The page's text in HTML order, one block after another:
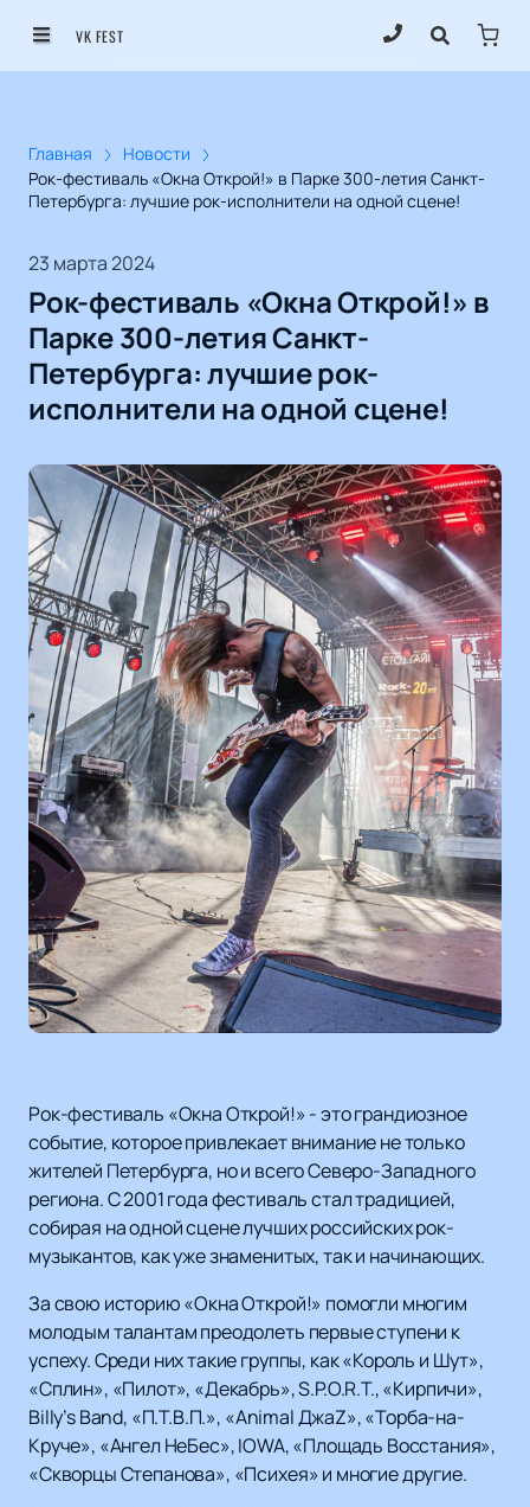
VK FEST
Главная
Новости
Рок-фестиваль «Окна Открой!» в Парке 300-летия Санкт-
Петербурга: лучшие рок-исполнители на одной сцене!
23 марта 2024
Рок-фестиваль «Окна Открой!» в
Парке 300-летия Санкт-
Петербурга: лучшие рок-
исполнители на одной сцене!
Рок-фестиваль «Окна Открой!» - это грандиозное
событие, которое привлекает внимание не только
жителей Петербурга, но и всего Северо-Западного
региона. С 2001 года фестиваль стал традицией,
собирая на одной сцене лучших российских рок-
музыкантов, как уже знаменитых, так и начинающих.
За свою историю «Окна Открой!» помогли многим
молодым талантам преодолеть первые ступени к
успеху. Среди них такие группы, как «Король и Шут»,
«Сплин», «Пилот», «Декабрь», S.P.O.R.T., «Кирпичи»,
Billy’s Band, «П.Т.В.П.», «Animal ДжаZ», «Торба-на-
Круче», «Ангел НеБес», IOWA, «Площадь Восстания»,
«Скворцы Степанова», «Психея» и многие другие.